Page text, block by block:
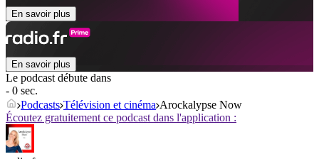
En savoir plus
En savoir plus
Le podcast débute dans
- 0 sec.
Podcasts Télévision et cinéma Arockalypse Now
Écoutez gratuitement ce podcast dans l'application :